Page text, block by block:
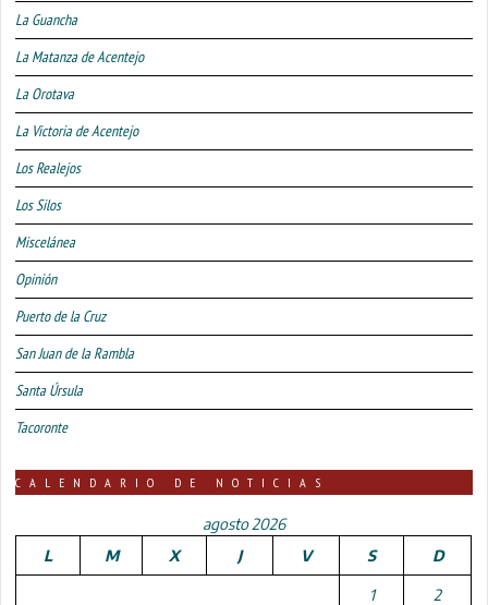
La Guancha
La Matanza de Acentejo
La Orotava
La Victoria de Acentejo
Los Realejos
Los Silos
Miscelánea
Opinión
Puerto de la Cruz
San Juan de la Rambla
Santa Úrsula
Tacoronte
CALENDARIO DE NOTICIAS
agosto 2026
L
M X J V S D
1 2